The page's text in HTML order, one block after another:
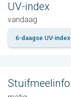
UV-index
vandaag
6-daagse UV-index
Stuifmeelinfo